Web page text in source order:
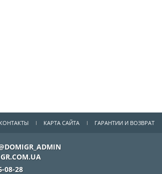
КОНТАКТЫ КАРТА САЙТА ГАРАНТИИ И ВОЗВРАТ
08-28